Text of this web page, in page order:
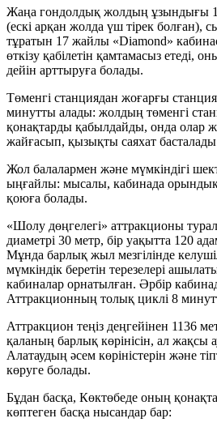
Жаңа гондолдық жолдың ұзындығы
(ескі арқан жолда үш тірек
тұратын 17 жайлы «Diamond»
өткізу қабілетін қамтамасыз етеді,
дейін арттыруға болады.
Төменгі станциядан жоғарғы
минутты алады: жолдың төменгі
қонақтарды қабылдайды, онда олар
жайғасып, қызықты саяхат
Жол балалармен және мүмкіндігі
ыңғайлы: мысалы, кабинада
қоюға болады.
«Шолу дөңгелегі» аттракционы
диаметрі 30 метр, бір уақытта 120
Мұнда барлық жыл мезгілінде
мүмкіндік беретін терезелері
кабиналар орнатылған. Әрбір
Аттракционның толық циклі 8
Аттракцион теңіз деңгейінен 1136
қаланың барлық көрінісін, ал жақсы
Алатаудың әсем көріністерін және
көруге болады.
Бұдан басқа, Көктөбеде оның
көптеген басқа нысандар бар: